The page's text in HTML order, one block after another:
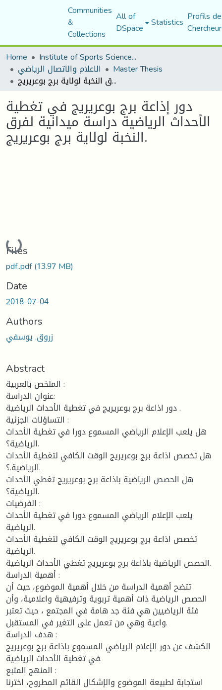
Communities
&
Collections
All of
DSpace Statistics Profils
Home
Institute of Sports Sciences and Techniques
الاعلام والاتصال الرياضي Master Thesis
دور إذاعة برج بوعريريج في تغطية الأحداث الرياضية دراسة ميدانية لفرق النخبة لولاية برج بوعريريج.
دور إذاعة برج بوعريريج في تغطية
الأحداث الرياضية دراسة ميدانية لفرق
النخبة لولاية برج بوعريريج.
Loading...
Files
pdf..pdf(13.97 MB)
Date
2018-07-04
Authors
زروق, يوسفي
Abstract
الملخص بالعربية :
عنوان الدراسة:
دور اذاعة برج بوعريريج في تغطية الأحداث الرياضية .
التساؤلات الجزئية :
هل يلعب الإعلام الرياضي المسموع دورا في تغطية الأحداث
الرياضية؟.
هل تخصص اذاعة برج بوعريريج الوقت الكافي لتغطية الأحداث
الرياضية.؟.
هل الحصص الرياضية باذاعة برج بوعريريج تغطي الأحداث
الرياضية؟.
الفرضيات :
يلعب الإعلام الرياضي المسموع دورا في تغطية الأحداث
الرياضية.
تخصص اذاعة برج بوعريريج الوقت الكافي لتغطية الأحداث
الرياضية.
الحصص الرياضية باذاعة برج بوعريريج تغطي الأحداث الرياضية.
أهمية الدراسة :
تتضح أهمية الدراسة من خلال أهمية الموضوع، حيث أن
الحصص الرياضية ذات أهمية تربوية وترفيهية واعلامية، وأن
فئة الرياضيين هي فئة جد هامة في المجتمع ، حيث تعتبر
واعية وهي من تعمل على التغير في المستقبل.
هدف الدراسة :
الكشف عن دور الإعلام الرياضي المسموع باذاعة برج بوعريريج
في تغطية الأحداث الرياضية.
المنهج المتبع :
استجابة لطبيعة الموضوع والإشكال القائم المطروح، اخترنا